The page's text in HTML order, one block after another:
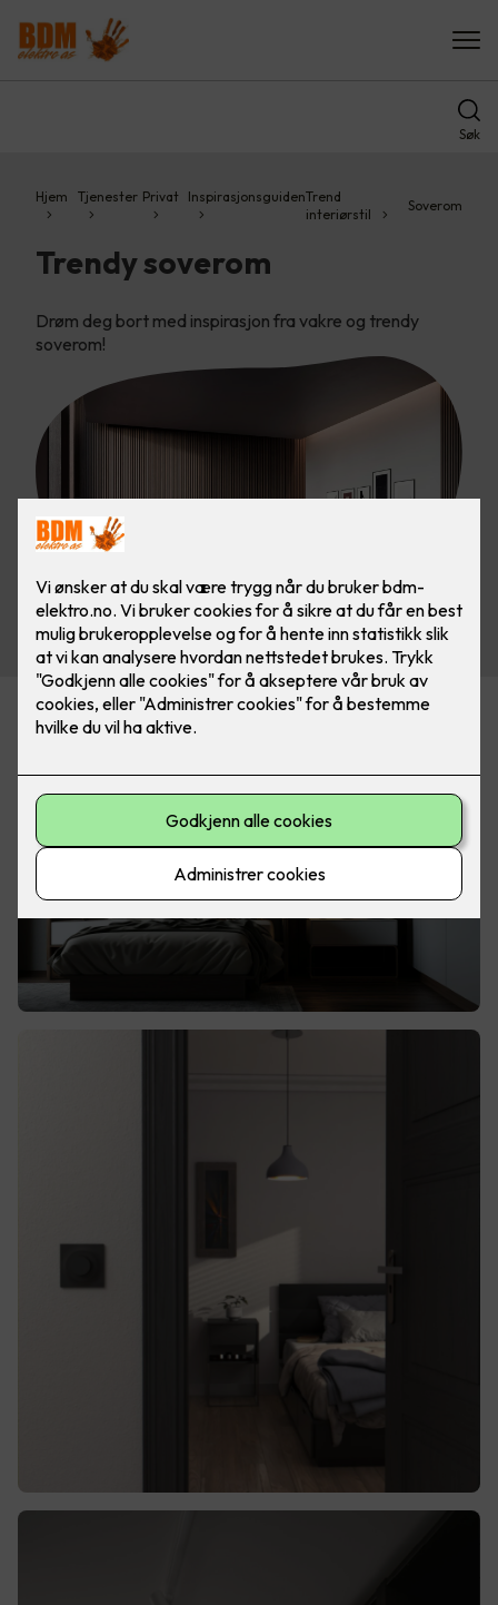
Søk
Hjem Tjenester Privat InspirasjonsguidenTrend
interiørstil
Soverom
Trendy soverom
Drøm deg bort med inspirasjon fra vakre og trendy
soverom!